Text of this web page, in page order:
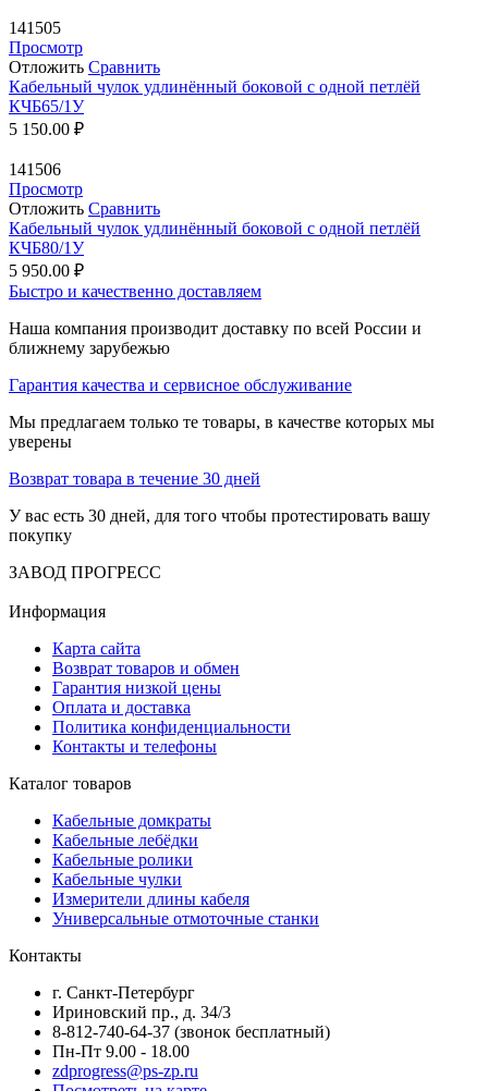
141505
Просмотр
Отложить Сравнить
Кабельный чулок удлинённый боковой с одной петлёй
КЧБ65/1У
5 150.00 ₽
141506
Просмотр
Отложить Сравнить
Кабельный чулок удлинённый боковой с одной петлёй
КЧБ80/1У
5 950.00 ₽
Быстро и качественно доставляем
Наша компания производит доставку по всей России и
ближнему зарубежью
Гарантия качества и сервисное обслуживание
Мы предлагаем только те товары, в качестве которых мы
уверены
Возврат товара в течение 30 дней
У вас есть 30 дней, для того чтобы протестировать вашу
покупку
ЗАВОД ПРОГРЕСС
Информация
Карта сайта
Возврат товаров и обмен
Гарантия низкой цены
Оплата и доставка
Политика конфиденциальности
Контакты и телефоны
Каталог товаров
Кабельные домкраты
Кабельные лебёдки
Кабельные ролики
Кабельные чулки
Измерители длины кабеля
Универсальные отмоточные станки
Контакты
г. Санкт-Петербург
Ириновский пр., д. 34/3
8-812-740-64-37 (звонок бесплатный)
Пн-Пт 9.00 - 18.00
zdprogress@ps-zp.ru